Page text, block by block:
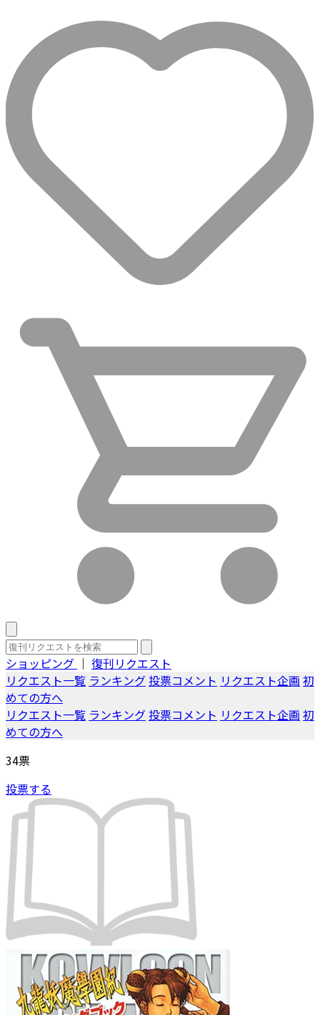
ショッピング ｜ 復刊リクエスト
リクエスト一覧 ランキング投票コメント リクエスト企画 初
めての方へ
リクエスト一覧 ランキング投票コメント リクエスト企画 初
めての方へ
34票
投票する